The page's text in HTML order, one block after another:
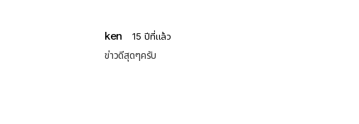
ken 15 ปีที่แล้ว
ข่าวดีสุดๆครับ